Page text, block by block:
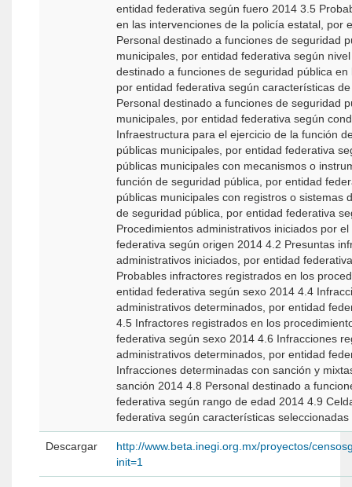
entidad federativa según fuero 2014 3.5
en las intervenciones de la policía estatal, por
Personal destinado a funciones de seguridad
municipales, por entidad federativa según
destinado a funciones de seguridad pública
por entidad federativa según características
Personal destinado a funciones de seguridad
municipales, por entidad federativa según
Infraestructura para el ejercicio de la función
públicas municipales, por entidad federativa
públicas municipales con mecanismos o
función de seguridad pública, por entidad
públicas municipales con registros o sistemas
de seguridad pública, por entidad federativa según tipo 2014 -
Procedimientos administrativos iniciados por
federativa según origen 2014 4.2 Presuntas
administrativos iniciados, por entidad federativa según grupo de contravención 2014 4.3
Probables infractores registrados en los
entidad federativa según sexo 2014 4.4
administrativos determinados, por entidad federativa según grupo de contravención 2014
4.5 Infractores registrados en los
federativa según sexo 2014 4.6 Infracciones
administrativos determinados, por entidad
Infracciones determinadas con sanción y
sanción 2014 4.8 Personal destinado a
federativa según rango de edad 2014 4.9
federativa según características seleccionadas
Descargar
http://www.beta.inegi.org.mx/proyectos/
init=1